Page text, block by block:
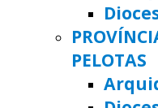
PELOTAS